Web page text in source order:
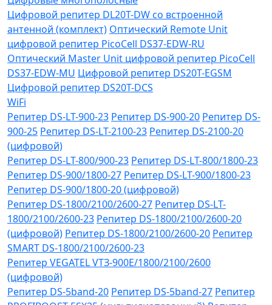
Цифровой репитер DL20T-DW со встроенной
антенной (комплект) Оптический Remote Unit
цифровой репитер PicoCell DS37-EDW-RU
Оптический Master Unit цифровой репитер PicoCell
DS37-EDW-MU Цифровой репитер DS20T-EGSM
Цифровой репитер DS20T-DCS
WiFi
Репитер DS-LT-900-23 Репитер DS-900-20 Репитер DS-
900-25 Репитер DS-LT-2100-23 Репитер DS-2100-20
(цифровой)
Репитер DS-LT-800/900-23 Репитер DS-LT-800/1800-23
Репитер DS-900/1800-27 Репитер DS-LT-900/1800-23
Репитер DS-900/1800-20 (цифровой)
Репитер DS-1800/2100/2600-27 Репитер DS-LT-
1800/2100/2600-23 Репитер DS-1800/2100/2600-20
(цифровой) Репитер DS-1800/2100/2600-20 Репитер
SMART DS-1800/2100/2600-23
Репитер VЕGATEL VТЗ-900Е/1800/2100/2600
(цифровой)
Репитер DS-5band-20 Репитер DS-5band-27 Репитер